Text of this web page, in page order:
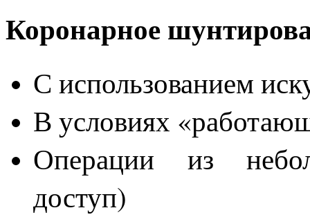
Коронарное
С использованием
В условиях
Операции из
доступ)